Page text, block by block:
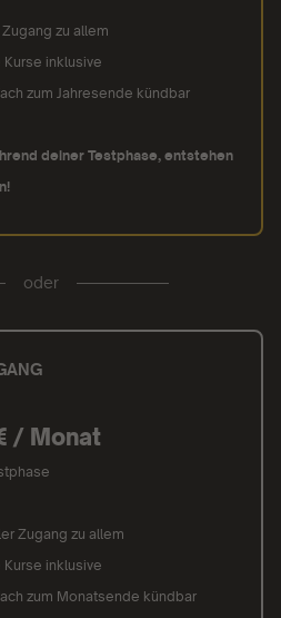
zu allem
inklusive
zum Jahresende kündbar
deiner Testphase, entstehen
oder
/ Monat
Zugang zu allem
inklusive
zum Monatsende kündbar